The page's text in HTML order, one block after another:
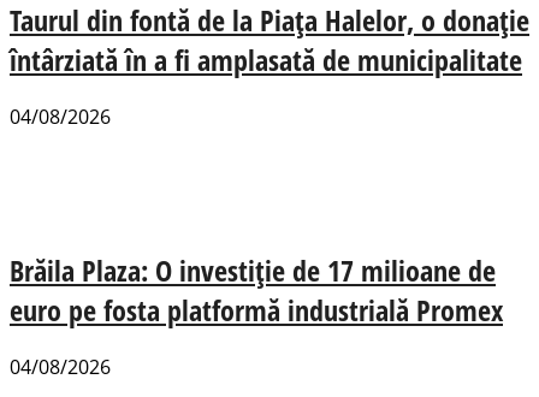
Taurul din fontă de la Piața Halelor, o donație
întârziată în a fi amplasată de municipalitate
04/08/2026
Brăila Plaza: O investiție de 17 milioane de
euro pe fosta platformă industrială Promex
04/08/2026